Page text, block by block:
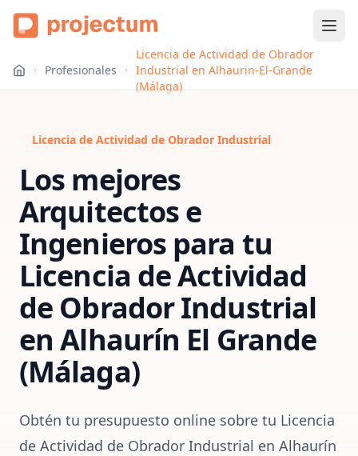
Profesionales
Licencia de Actividad de Obrador
Industrial en Alhaurin-El-Grande
(Málaga)
Licencia de Actividad de Obrador Industrial
Los mejores
Arquitectos e
Ingenieros para tu
Licencia de Actividad
de Obrador Industrial
enAlhaurín El Grande
(Málaga)
Obtén tu presupuesto online sobre tu Licencia
de Actividad de Obrador Industrial en Alhaurín